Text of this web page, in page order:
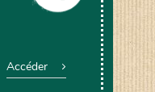
animée par
Accéder